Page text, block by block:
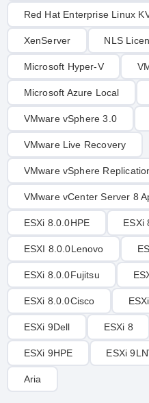
Red Hat Enterprise Linux
XenServer NLS
Microsoft Hyper-V
Microsoft Azure Local
VMware vSphere 3.0
VMware Live Recovery
VMware vSphere
VMware vCenter Server 8
ESXi 8.0.0HPE ESXi
ESXI 8.0.0Lenovo
ESXi 8.0.0Fujitsu
ESXi 8.0.0Cisco
ESXi 9Dell ESXi 8
ESXi 9HPE ESXi
Aria